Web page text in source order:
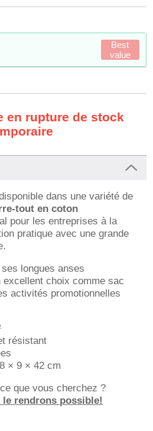
Best
value
en rupture de stock
dans une variété de
tout en coton
pour les entreprises à la
pratique avec une grande
longues anses
excellent choix comme sac
activités promotionnelles
résistant
× 9 × 42 cm
que vous cherchez ?
rendrons possible!